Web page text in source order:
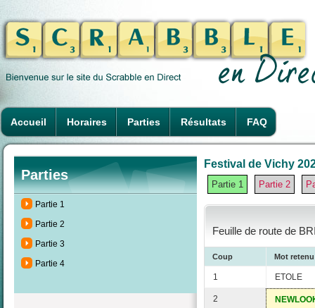
Accueil Horaires Parties Résultats FAQ
Parties
Partie 1
Partie 2
Partie 3
Partie 4
Festival de Vichy
Partie 1 Partie 2
Feuille de route de
Coup Mot retenu
1 ETOLE
2